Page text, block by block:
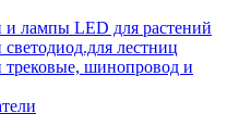
и лампы LED для растений
лестниц
трековые, шинопровод и